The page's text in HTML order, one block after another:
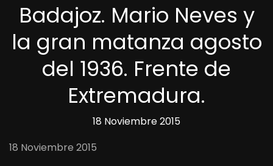
Badajoz. Mario Neves y
la gran matanza agosto
del 1936. Frente de
Extremadura.
18 Noviembre 2015
18 Noviembre 2015